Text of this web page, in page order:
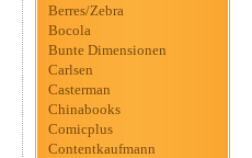
Berres/Zebra
Bocola
Bunte Dimensionen
Carlsen
Casterman
Chinabooks
Comicplus
Contentkaufmann